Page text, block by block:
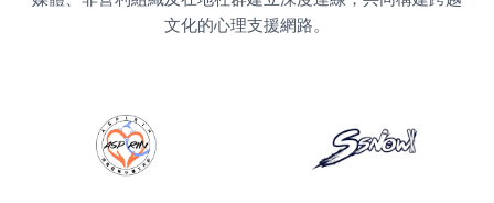
文化的心理支援網路。